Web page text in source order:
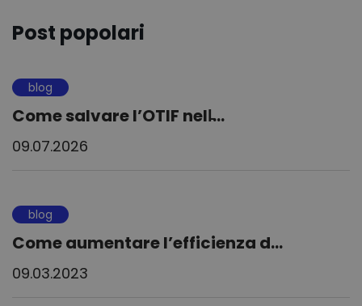
Post popolari
blog
Come salvare l’OTIF nell̵...
09.07.2026
blog
Come aumentare l’efficienza d...
09.03.2023